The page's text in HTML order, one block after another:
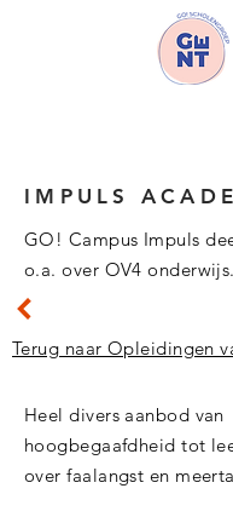
IMPULS
GO! Campus Impuls
o.a. over OV4 onderwijs.
Terug naar Opleidingen
Heel divers aanbod van
hoogbegaafdheid tot
over faalangst en